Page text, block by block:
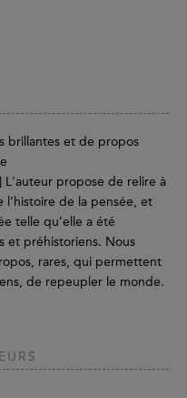
brillantes et de propos
L'auteur propose de relire à
l’histoire de la pensée, et
telle qu’elle a été
et préhistoriens. Nous
rares, qui permettent
de repeupler le monde.